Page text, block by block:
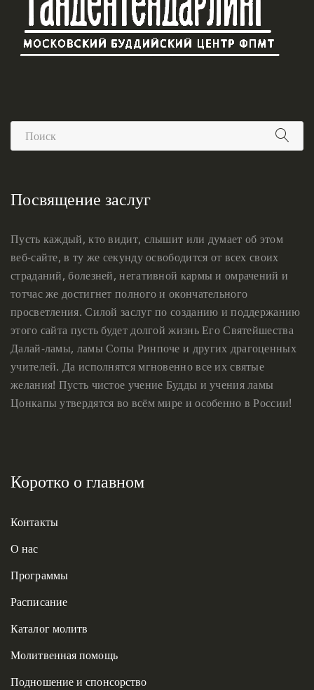
Посвящение заслуг
Пусть каждый, кто видит, слышит или думает об этом
веб-сайте, в ту же секунду освободится от всех своих
страданий, болезней, негативной кармы и омрачений и
тотчас же достигнет полного и окончательного
просветления. Силой заслуг по созданию и поддержанию
этого сайта пусть будет долгой жизнь Его Святейшества
Далай-ламы, ламы Сопы Ринпоче и других драгоценных
учителей. Да исполнятся мгновенно все их святые
желания! Пусть чистое учение Будды и учения ламы
Цонкапы утвердятся во всём мире и особенно в России!
Коротко о главном
Контакты
О нас
Программы
Расписание
Каталог молитв
Молитвенная помощь
Подношение и спонсорство